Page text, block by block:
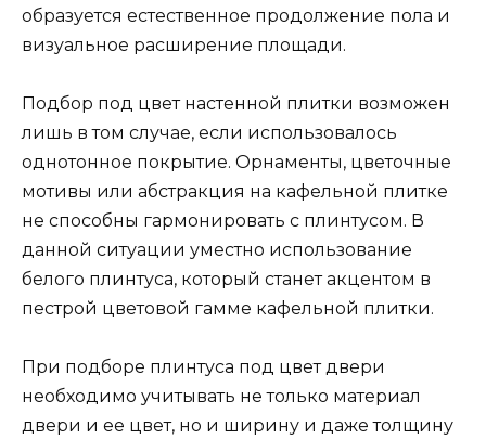
образуется естественное продолжение пола и
визуальное расширение площади.
Подбор под цвет настенной плитки возможен
лишь в том случае, если использовалось
однотонное покрытие. Орнаменты, цветочные
мотивы или абстракция на кафельной плитке
не способны гармонировать с плинтусом. В
данной ситуации уместно использование
белого плинтуса, который станет акцентом в
пестрой цветовой гамме кафельной плитки.
При подборе плинтуса под цвет двери
необходимо учитывать не только материал
двери и ее цвет, но и ширину и даже толщину